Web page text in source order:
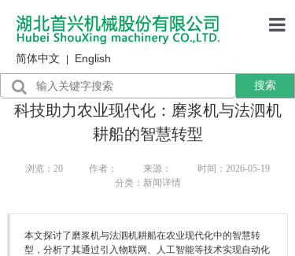
简体中文 English
行业资讯
搜索
科技助力农业现代化：磨浆机与法泗机
耕船的智慧转型
浏览： 20 作者： 来源：
时间：2026-05-19
分类：新闻详情
本文探讨了磨浆机与法泗机耕船在农业现代化中的智慧转
型，分析了其通过引入物联网、人工智能等技术实现自动化